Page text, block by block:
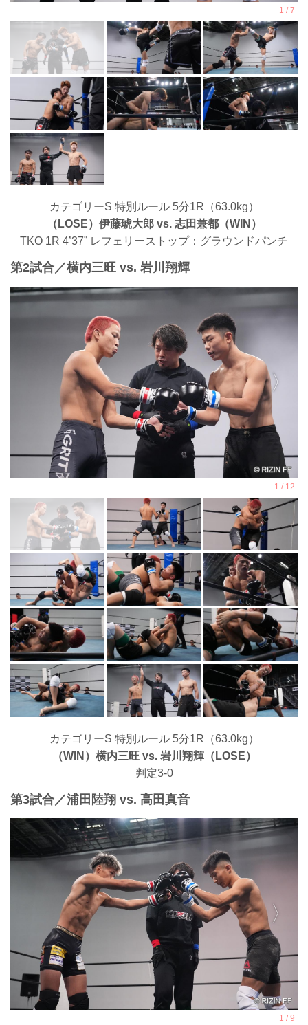
カテゴリーS 特別ルール 5分1R（63.0kg）
（LOSE）伊藤琥大郎 vs. 志田兼都（WIN）
TKO 1R 4’37” レフェリーストップ：グラウンドパンチ
第2試合／横内三旺 vs. 岩川翔輝
カテゴリーS 特別ルール 5分1R（63.0kg）
（WIN）横内三旺 vs. 岩川翔輝（LOSE）
判定3-0
第3試合／浦田陸翔 vs. 高田真音